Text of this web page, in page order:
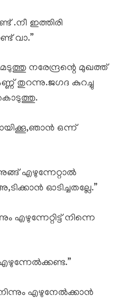
.നീ ഇത്തിരി
വാ.”
നരേന്ദ്രന്റെ മുഖത്ത്
തുറന്നു.ജഗദ കുറച്ചു
ഒന്ന്
എഴുന്നേറ്റാൽ
ഓടിച്ചതല്ലേ.”
എഴുന്നേറ്റിട്ട് നിന്നെ
എഴുനേൽക്കാൻ